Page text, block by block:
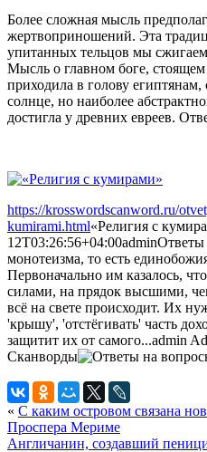
Более сложная мысль
жертвоприношений. Эта
упитанных тельцов мы
Мысль о главном боге,
приходила в голову
солнце, но наиболее
достигла у древних евреев.
https://krosswordscanword.ru/
kumirami.html«Религия с
12T03:26:56+04:00adminОтветы
монотеизма, то есть
Первоначально им казалось,
силами, на прядок высшими,
всё на свете происходит. Их
'крышу', 'отстёгивать' часть
защитит их от самого...admin
Сканворды
« С каким островом связана
Проспера Мериме
Англичанин, создавший